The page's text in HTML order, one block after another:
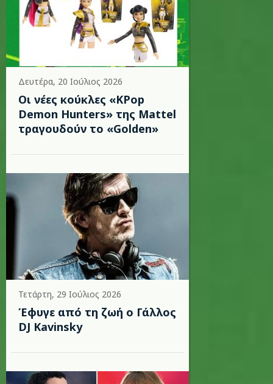
Δευτέρα, 20 Ιούλιος 2026
Οι νέες κούκλες «KPop
Demon Hunters» της Mattel
τραγουδούν το «Golden»
Τετάρτη, 29 Ιούλιος 2026
Έφυγε από τη ζωή ο Γάλλος
DJ Kavinsky